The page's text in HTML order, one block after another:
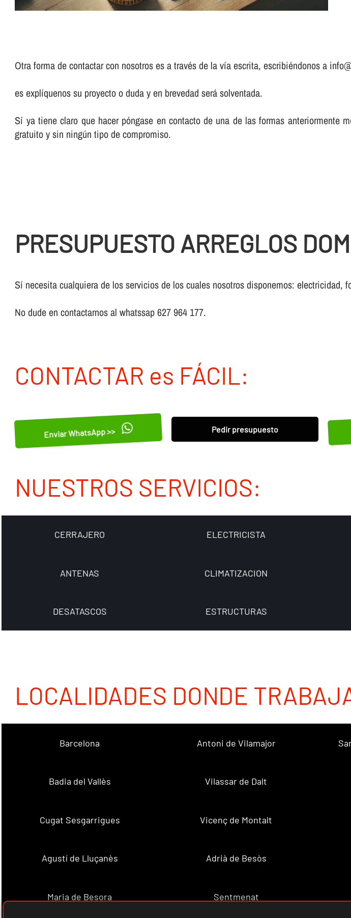
Otra forma de contactar con nosotros es a través de la vía escrita, escribiéndonos a
es explíquenos su proyecto o duda y en brevedad será solventada.
Sí ya tiene claro que hacer póngase en contacto de una de las formas anteriormente
gratuito y sin ningún tipo de compromiso.
PRESUPUESTO ARREGLOS
Sí necesita cualquiera de los servicios de los cuales nosotros disponemos: electricidad,
No dude en contactarnos al whatssap 627 964 177.
CONTACTAR es FÁCIL:
Enviar WhatsApp >> Pedir presupuesto
NUESTROS SERVICIOS:
CERRAJERO ELECTRICISTA
ANTENAS CLIMATIZACION
DESATASCOS ESTRUCTURAS
LOCALIDADES DONDE
Barcelona Antoni de Vilamajor
Badia del Vallès Vilassar de Dalt
Cugat Sesgarrigues Vicenç de Montalt
Agustí de Lluçanès Adrià de Besòs
Maria de Besora Sentmenat